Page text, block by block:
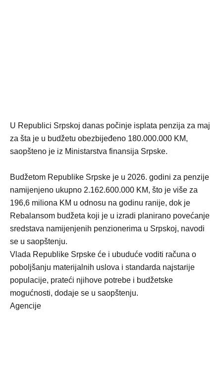
U Republici Srpskoj danas počinje isplata penzija za maj
za šta je u budžetu obezbijeđeno 180.000.000 KM,
saopšteno je iz Ministarstva finansija Srpske.
Budžetom Republike Srpske je u 2026. godini za penzije
namijenjeno ukupno 2.162.600.000 KM, što je više za
196,6 miliona KM u odnosu na godinu ranije, dok je
Rebalansom budžeta koji je u izradi planirano povećanje
sredstava namijenjenih penzionerima u Srpskoj, navodi
se u saopštenju.
Vlada Republike Srpske će i ubuduće voditi računa o
poboljšanju materijalnih uslova i standarda najstarije
populacije, prateći njihove potrebe i budžetske
mogućnosti, dodaje se u saopštenju.
Agencije